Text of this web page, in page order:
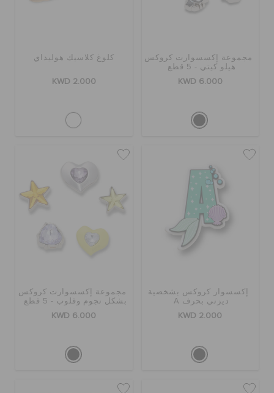
مجموعة إكسسوارت كروكس
هيلو كيتي - 5 قطع
KWD 6.000
كلوغ كلاسيك هوليداي
KWD 2.000
إكسسوار كروكس بشخصية
ديزني بحرف A
KWD 2.000
مجموعة إكسسوارت كروكس
بشكل نجوم وقلوب - 5 قطع
KWD 6.000